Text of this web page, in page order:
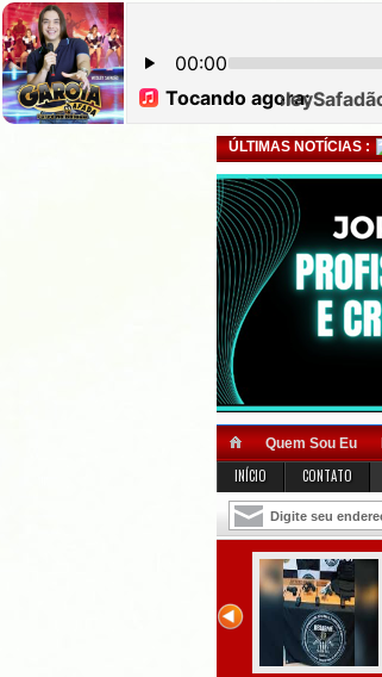
ÚLTIMAS NOTÍCIAS :
Quem Sou Eu
INÍCIO CONTATO
história e consolida